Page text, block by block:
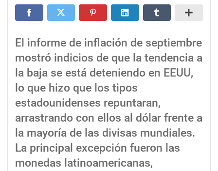
El informe de inflación de septiembre
mostró indicios de que la tendencia a
la baja se está deteniendo en EEUU,
lo que hizo que los tipos
estadounidenses repuntaran,
arrastrando con ellos al dólar frente a
la mayoría de las divisas mundiales.
La principal excepción fueron las
monedas latinoamericanas,